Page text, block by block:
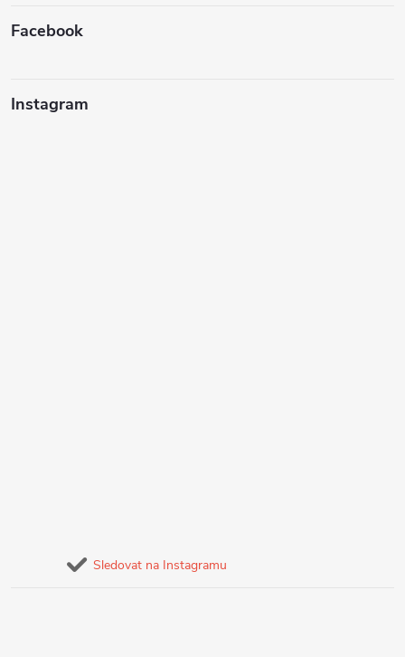
Facebook
Instagram
Sledovat na Instagramu